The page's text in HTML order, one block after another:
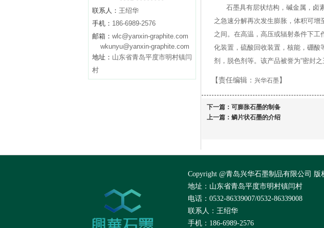
联系人： 王绍华
手机： 186-6989-2576
邮箱： wlc@yanxin-graphite.com
wkunyu@yanxin-graphite.com
地址： 山东省青岛平度市明村镇闫
村
石墨具有层状结构，碱金属，卤
之急速分解再次发生膨胀，体积可
之间。在高温，高压或辐射条件下
化装置，硫酸回收装置，核能，硼
剂，脱色剂等。该产品被誉为“密封之
【责任编辑： 兴华石墨】
下一篇： 可膨胀石墨的制备
上一篇： 鳞片状石墨的介绍
Copyright @青岛兴华石墨制品有限公司 版
地址：山东省青岛平度市明村镇闫村
电话：0532-86339007/0532-86339008
联系人：王绍华
手机：186-6989-2576